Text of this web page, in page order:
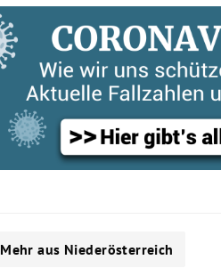
Mehr aus Niederösterreich